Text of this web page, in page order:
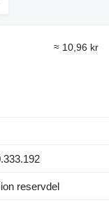
≈ 10,96 kr
reservdel